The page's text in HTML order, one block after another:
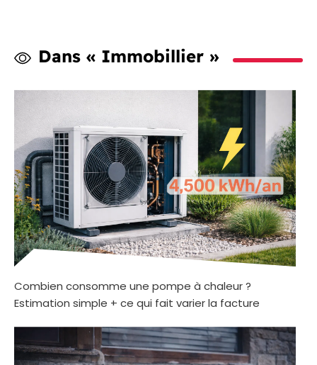
Dans « Immobillier »
Combien consomme une pompe à chaleur ?
Estimation simple + ce qui fait varier la facture